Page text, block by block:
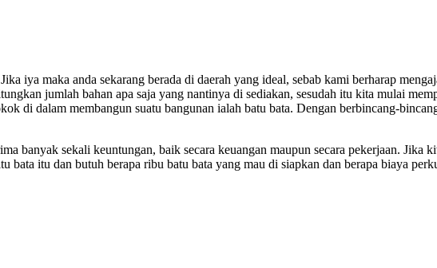
iya maka anda sekarang berada di daerah yang ideal, sebab kami berharap
jumlah bahan apa saja yang nantinya di sediakan, sesudah itu kita mulai
di dalam membangun suatu bangunan ialah batu bata. Dengan berbincang-
banyak sekali keuntungan, baik secara keuangan maupun secara pekerjaan. Jika
itu dan butuh berapa ribu batu bata yang mau di siapkan dan berapa biaya